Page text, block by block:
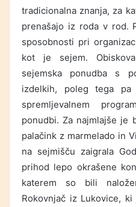
tradicionalna znanja, za
prenašajo iz roda v rod.
sposobnosti pri
kot je sejem.
sejemska ponudba s
izdelkih, poleg tega
spremljevalnem
ponudbi. Za najmlajše je
palačink z marmelado in
na sejmišču zaigrala
prihod lepo okrašene
katerem so bili
Rokovnjač iz Lukovice,